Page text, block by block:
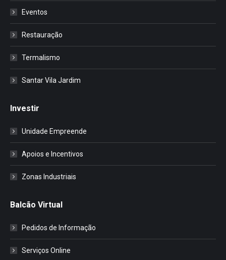
Eventos
Restauração
Termalismo
Santar Vila Jardim
Investir
Unidade Empreende
Apoios e Incentivos
Zonas Industriais
Balcão Virtual
Pedidos de Informação
Serviços Online